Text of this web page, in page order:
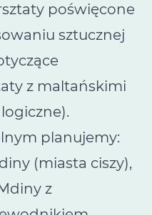
poświęcone
sztucznej
z maltańskimi
planujemy:
(miasta ciszy),
z